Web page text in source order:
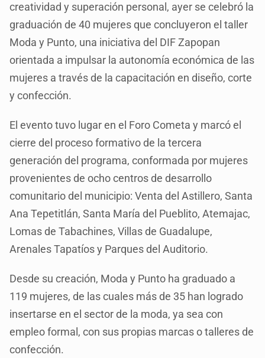
creatividad y superación personal, ayer se celebró la
graduación de 40 mujeres que concluyeron el taller
Moda y Punto, una iniciativa del DIF Zapopan
orientada a impulsar la autonomía económica de las
mujeres a través de la capacitación en diseño, corte
y confección.
El evento tuvo lugar en el Foro Cometa y marcó el
cierre del proceso formativo de la tercera
generación del programa, conformada por mujeres
provenientes de ocho centros de desarrollo
comunitario del municipio: Venta del Astillero, Santa
Ana Tepetitlán, Santa María del Pueblito, Atemajac,
Lomas de Tabachines, Villas de Guadalupe,
Arenales Tapatíos y Parques del Auditorio.
Desde su creación, Moda y Punto ha graduado a
119 mujeres, de las cuales más de 35 han logrado
insertarse en el sector de la moda, ya sea con
empleo formal, con sus propias marcas o talleres de
confección.